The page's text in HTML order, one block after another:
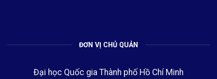
ĐƠN VỊ CHỦ QUẢN
Đại học Quốc gia Thành phố Hồ Chí Minh